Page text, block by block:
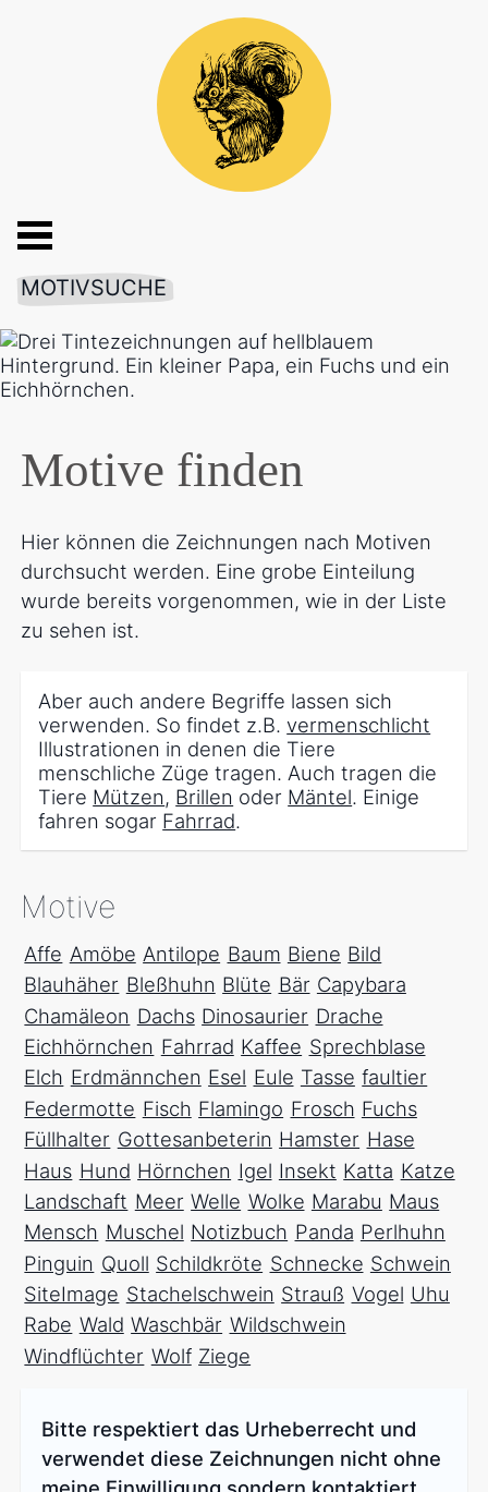
MOTIVSUCHE
Motive finden
Hier können die Zeichnungen nach Motiven
durchsucht werden. Eine grobe Einteilung
wurde bereits vorgenommen, wie in der Liste
zu sehen ist.
Aber auch andere Begriffe lassen sich
verwenden. So findet z.B.vermenschlicht
Illustrationen in denen die Tiere
menschliche Züge tragen. Auch tragen die
Tiere Mützen, Brillen oder Mäntel. Einige
fahren sogar Fahrrad.
Motive
Affe Amöbe Antilope Baum Biene Bild
Blauhäher Bleßhuhn Blüte Bär Capybara
Chamäleon Dachs Dinosaurier Drache
Eichhörnchen Fahrrad Kaffee Sprechblase
Elch Erdmännchen Esel Eule Tasse faultier
Federmotte Fisch Flamingo Frosch Fuchs
Füllhalter Gottesanbeterin Hamster Hase
Haus Hund Hörnchen Igel Insekt Katta Katze
Landschaft Meer Welle Wolke Marabu Maus
Mensch Muschel Notizbuch Panda Perlhuhn
Pinguin Quoll Schildkröte Schnecke Schwein
SiteImage Stachelschwein Strauß Vogel Uhu
Rabe Wald Waschbär Wildschwein
Windflüchter Wolf Ziege
Bitte respektiert das Urheberrecht und
verwendet diese Zeichnungen nicht ohne